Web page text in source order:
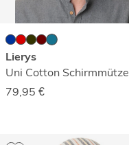
Lierys
Uni Cotton Schirmmütze
79,95 €